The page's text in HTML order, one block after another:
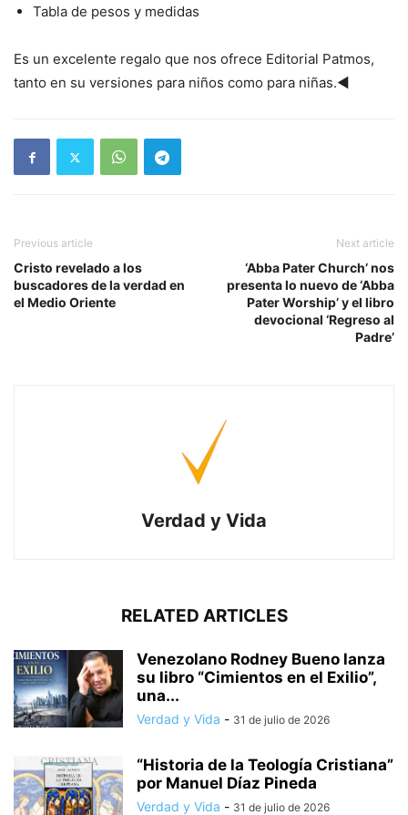
Tabla de pesos y medidas
Es un excelente regalo que nos ofrece Editorial Patmos,
tanto en su versiones para niños como para niñas.◄
Previous article
Cristo revelado a los
buscadores de la verdad en
el Medio Oriente
Next article
‘Abba Pater Church’ nos
presenta lo nuevo de ‘Abba
Pater Worship’ y el libro
devocional ‘Regreso al
Padre’
Verdad y Vida
RELATED ARTICLES
Venezolano Rodney Bueno lanza
su libro “Cimientos en el Exilio”,
una...
Verdad y Vida - 31 de julio de 2026
“Historia de la Teología Cristiana”
por Manuel Díaz Pineda
Verdad y Vida - 31 de julio de 2026